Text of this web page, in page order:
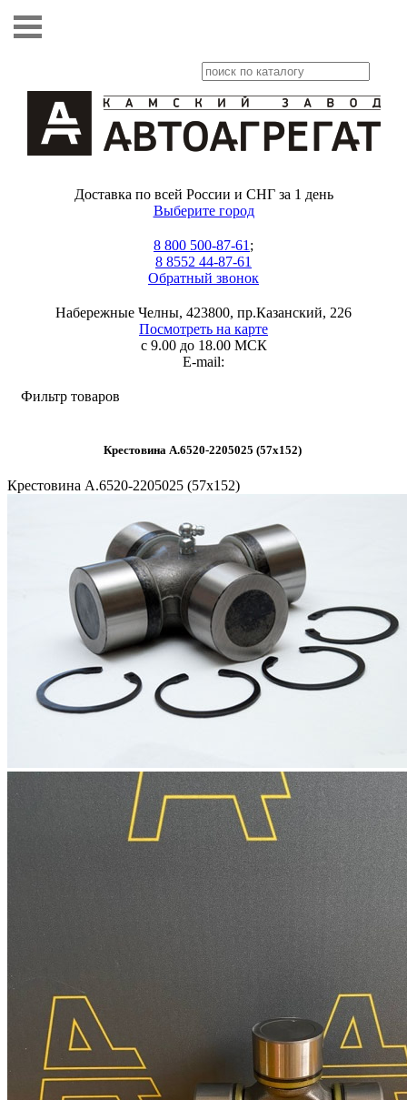
Доставка по всей России и СНГ за 1 день
Выберите город
8 800 500-87-61 ;
8 8552 44-87-61
Обратный звонок
Набережные Челны, 423800, пр.Казанский, 226
Посмотреть на карте
с 9.00 до 18.00 МСК
E-mail:
Фильтр товаров
Крестовина А.6520-2205025 (57x152)
Крестовина А.6520-2205025 (57x152)